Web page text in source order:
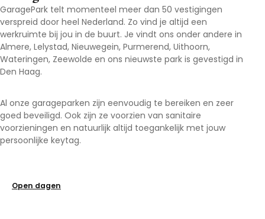
GaragePark telt momenteel meer dan 50 vestigingen
verspreid door heel Nederland. Zo vind je altijd een
werkruimte bij jou in de buurt. Je vindt ons onder andere in
Almere, Lelystad, Nieuwegein, Purmerend, Uithoorn,
Wateringen, Zeewolde en ons nieuwste park is gevestigd in
Den Haag.
Al onze garageparken zijn eenvoudig te bereiken en zeer
goed beveiligd. Ook zijn ze voorzien van sanitaire
voorzieningen en natuurlijk altijd toegankelijk met jouw
persoonlijke keytag.
Open dagen